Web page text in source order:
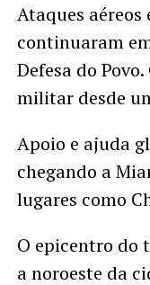
Ataques aéreos
continuaram
Defesa do
militar desde
Apoio e ajuda
chegando a
lugares como
O epicentro do
a noroeste da